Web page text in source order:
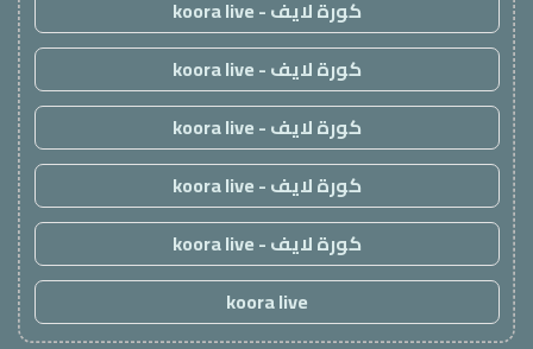
كورة لايف - koora live
كورة لايف - koora live
كورة لايف - koora live
كورة لايف - koora live
كورة لايف - koora live
koora live